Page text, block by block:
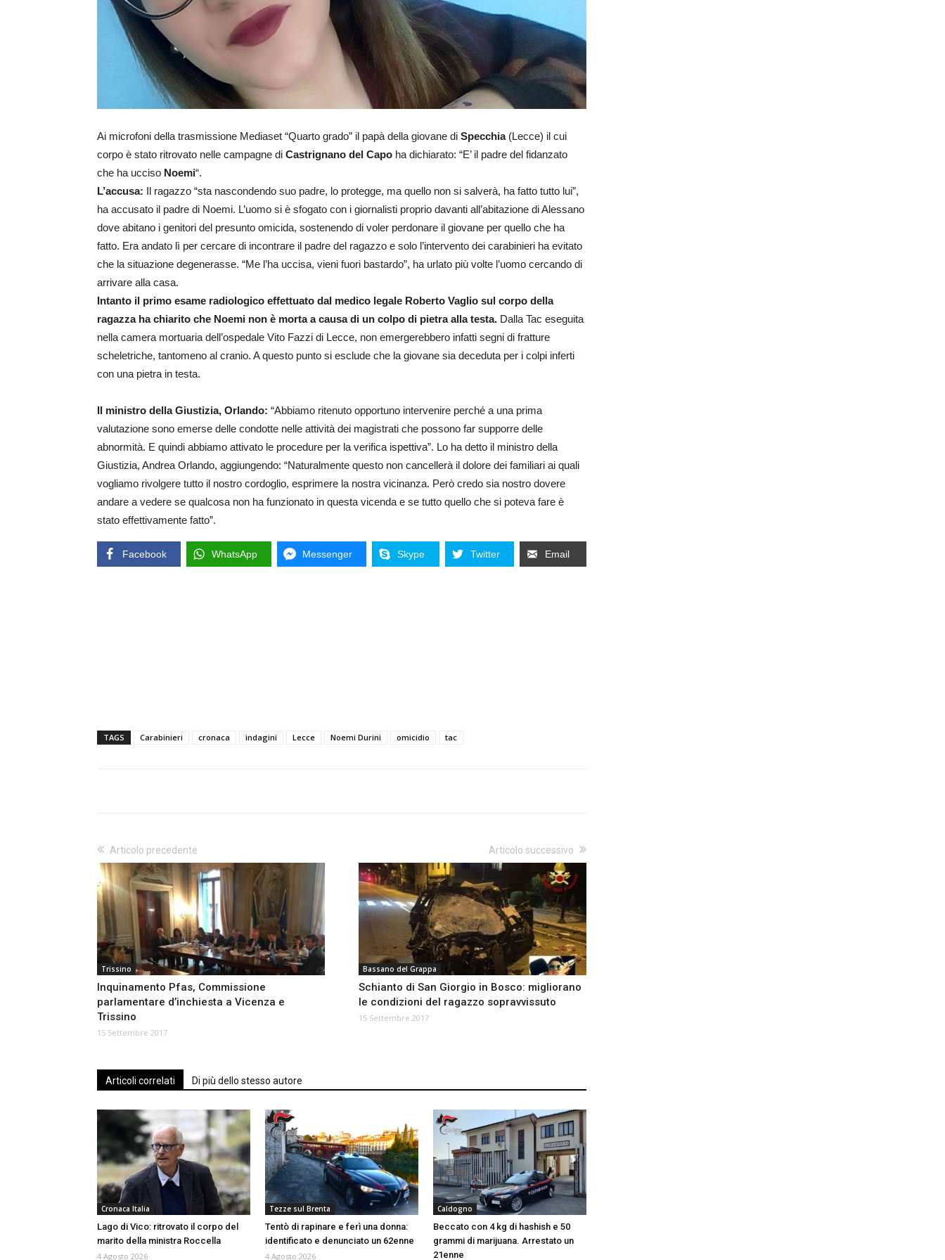
Ai microfoni della trasmissione Mediaset “Quarto grado” il papà della giovane di Specchia (Lecce) il cui
corpo è stato ritrovato nelle campagne di Castrignano del Capo ha dichiarato: “E’ il padre del fidanzato
che ha ucciso Noemi“.
L’accusa: Il ragazzo “sta nascondendo suo padre, lo protegge, ma quello non si salverà, ha fatto tutto lui”,
ha accusato il padre di Noemi. L’uomo si è sfogato con i giornalisti proprio davanti all’abitazione di Alessano
dove abitano i genitori del presunto omicida, sostenendo di voler perdonare il giovane per quello che ha
fatto. Era andato lì per cercare di incontrare il padre del ragazzo e solo l’intervento dei carabinieri ha evitato
che la situazione degenerasse. “Me l’ha uccisa, vieni fuori bastardo”, ha urlato più volte l’uomo cercando di
arrivare alla casa.
Intanto il primo esame radiologico effettuato dal medico legale Roberto Vaglio sul corpo della
ragazza ha chiarito che Noemi non è morta a causa di un colpo di pietra alla testa. Dalla Tac eseguita
nella camera mortuaria dell’ospedale Vito Fazzi di Lecce, non emergerebbero infatti segni di fratture
scheletriche, tantomeno al cranio. A questo punto si esclude che la giovane sia deceduta per i colpi inferti
con una pietra in testa.
Il ministro della Giustizia, Orlando: “Abbiamo ritenuto opportuno intervenire perché a una prima
valutazione sono emerse delle condotte nelle attività dei magistrati che possono far supporre delle
abnormità. E quindi abbiamo attivato le procedure per la verifica ispettiva”. Lo ha detto il ministro della
Giustizia, Andrea Orlando, aggiungendo: “Naturalmente questo non cancellerà il dolore dei familiari ai quali
vogliamo rivolgere tutto il nostro cordoglio, esprimere la nostra vicinanza. Però credo sia nostro dovere
andare a vedere se qualcosa non ha funzionato in questa vicenda e se tutto quello che si poteva fare è
stato effettivamente fatto”.
Facebook WhatsApp Messenger Skype Twitter Email
TAGS Carabinieri cronaca indagini Lecce Noemi Durini omicidio tac
Articolo precedente
Trissino
Inquinamento Pfas, Commissione
parlamentare d’inchiesta a Vicenza e
Trissino
15 Settembre 2017
Articolo successivo
Bassano del Grappa
Schianto di San Giorgio in Bosco: migliorano
le condizioni del ragazzo sopravvissuto
15 Settembre 2017
Articoli correlati Di più dello stesso autore
Cronaca Italia
Lago di Vico: ritrovato il corpo del
marito della ministra Roccella
4 Agosto 2026
Tezze sul Brenta
Tentò di rapinare e ferì una donna:
identificato e denunciato un 62enne
4 Agosto 2026
Caldogno
Beccato con 4 kg di hashish e 50
grammi di marijuana. Arrestato un
21enne